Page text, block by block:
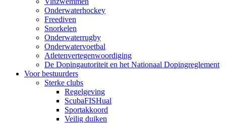
Onderwaterhockey
Freediven
Snorkelen
Onderwaterrugby
Onderwatervoetbal
Atletenvertegenwoordiging
De Dopingautoriteit en het Nationaal Dopingreglement
Voor bestuurders
Sterke clubs
Regelgeving
ScubaFISHual
Sportakkoord
Veilig duiken